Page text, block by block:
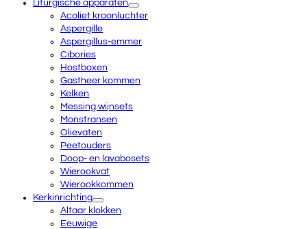
Liturgische apparaten
Acoliet kroonluchter
Aspergille
Aspergillus-emmer
Cibories
Hostboxen
Gastheer kommen
Kelken
Messing wijnsets
Monstransen
Olievaten
Peetouders
Doop- en lavabosets
Wierookvat
Wierookkommen
Kerkinrichting
Altaar klokken
Eeuwige